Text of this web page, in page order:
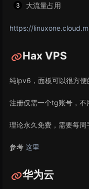
大流量占用
https://
Hax VPS
纯ipv6，面板可以很方
注册仅需一个tg账号，不
理论永久免费，需要每周
参考 这里
华为云